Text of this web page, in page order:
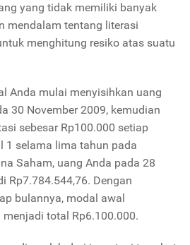
yang tidak memiliki banyak
mendalam tentang literasi
menghitung resiko atas suatu
Anda mulai menyisihkan uang
30 November 2009, kemudian
sebesar Rp100.000 setiap
1 selama lima tahun pada
Saham, uang Anda pada 28
Rp7.784.544,76. Dengan
bulannya, modal awal
total Rp6.100.000.